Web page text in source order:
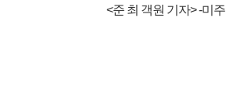
<준 최 객원 기자> -미